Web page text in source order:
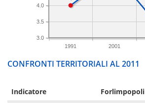
1991 2001
3.0
3.5
4.0
CONFRONTI TERRITORIALI AL 2011
Indicatore Forlimpopoli